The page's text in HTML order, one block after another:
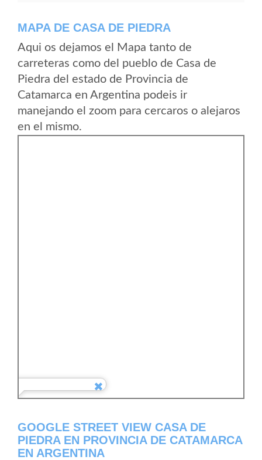
MAPA DE CASA DE PIEDRA
Aqui os dejamos el Mapa tanto de
carreteras como del pueblo de Casa de
Piedra del estado de Provincia de
Catamarca en Argentina podeis ir
manejando el zoom para cercaros o alejaros
en el mismo.
GOOGLE STREET VIEW CASA DE
PIEDRA EN PROVINCIA DE CATAMARCA
EN ARGENTINA